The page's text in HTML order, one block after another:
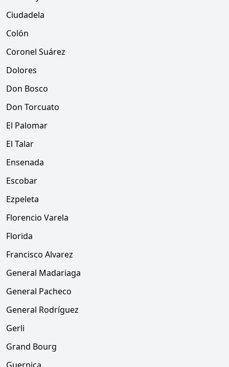
Ciudadela
Colón
Coronel Suárez
Dolores
Don Bosco
Don Torcuato
El Palomar
El Talar
Ensenada
Escobar
Ezpeleta
Florencio Varela
Florida
Francisco Alvarez
General Madariaga
General Pacheco
General Rodríguez
Gerli
Grand Bourg